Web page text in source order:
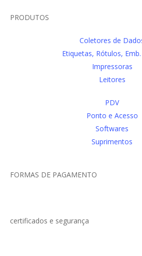
PRODUTOS
Coletores de
Etiquetas, Rótulos,
Impressoras
Leitores
PDV
Ponto e Acesso
Softwares
Suprimentos
FORMAS DE PAGAMENTO
certificados e segurança